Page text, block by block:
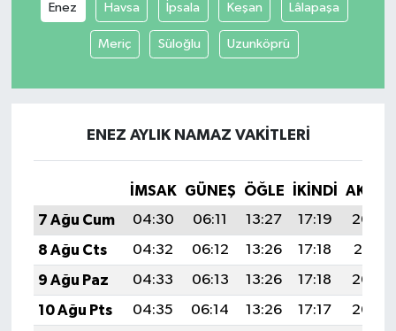
Enez Havsa İpsala Keşan Lâlapaşa
Meriç Süloğlu Uzunköprü
ENEZ AYLIK NAMAZ VAKITLERI
İMSAK GÜNEŞ ÖĞLE İKINDI
7 Ağu Cum
04:30 06:11 13:27 17:19
20:32
8 Ağu Cts
04:32 06:12 13:26 17:18
20:31
9 Ağu Paz
04:33 06:13 13:26 17:18
20:30
10 Ağu Pts
04:35 06:14 13:26 17:17
20:29